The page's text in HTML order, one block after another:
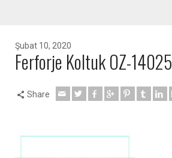
Şubat 10, 2020
Ferforje Koltuk OZ-14025
Share